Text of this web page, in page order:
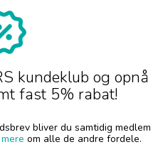
kundeklub og opnå
fast 5% rabat!
bliver du samtidig medlem
om alle de andre fordele.